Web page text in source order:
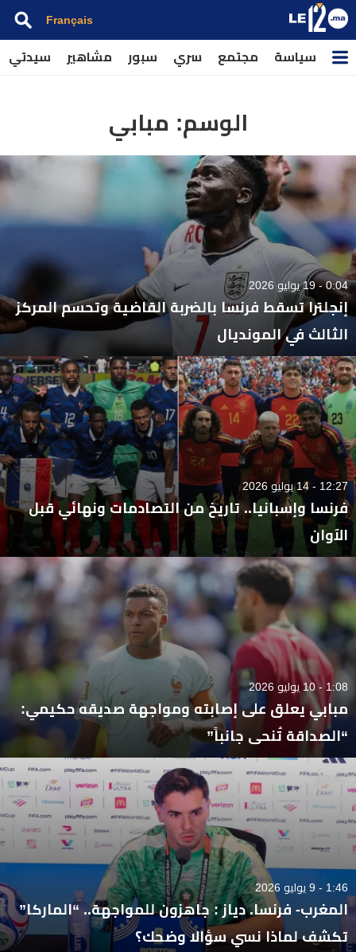
Français
سياسة مجتمع سري سبور مشاهير سيدتي
الوسم: مبابي
0:04 - 19 يوليو 2026
إنجلترا تسقط فرنسا بالضربة القاضية وتحسم المركز
الثالث في المونديال
12:27 - 14 يوليو 2026
فرنسا وإسبانيا.. تاريخ من التصادمات ونهائي قبل
الآوان
1:08 - 10 يوليو 2026
مبابي يعلق على إصابته ومواجهة صديقه حكيمي:
“الصداقة تُنحى جانباً”
1:46 - 9 يوليو 2026
المغرب- فرنسا. دياز : جاهزون للمواجهة.. “الماركا”
تكشف لماذا نسي سؤالا وضحك؟